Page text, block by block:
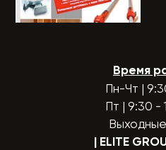
Время
Пн-Чт |
Пт | 9:30 -
| ELITE